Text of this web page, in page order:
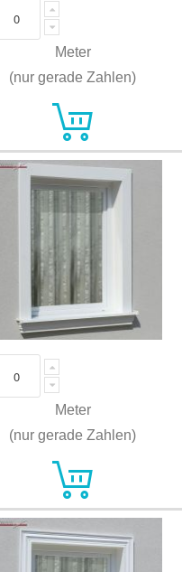
Meter
(nur gerade Zahlen)
Meter
(nur gerade Zahlen)